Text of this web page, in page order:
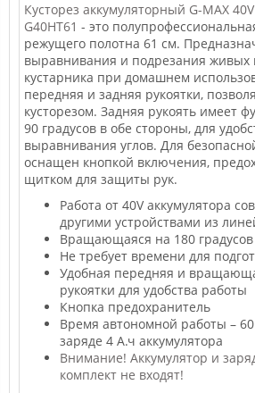
Кусторез аккумуляторный G-MAX 40V
G40HT61 - это
режущего полотна 61 см.
выравнивания и подрезания живых
кустарника при домашнем
передняя и задняя рукоятки,
кусторезом. Задняя рукоять имеет
90 градусов в обе стороны, для
выравнивания углов. Для
оснащен кнопкой включения,
щитком для защиты рук.
Работа от 40V аккумулятора
другими устройствами из
Вращающаяся на 180 градусов
Не требует времени для
Удобная передняя и
рукоятки для удобства работы
Кнопка предохранитель
Время автономной работы –
заряде 4 А.ч аккумулятора
Внимание! Аккумулятор и
комплект не входят!